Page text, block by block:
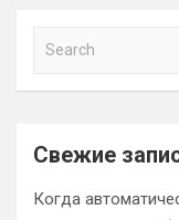
a
c
Свежие
Когда